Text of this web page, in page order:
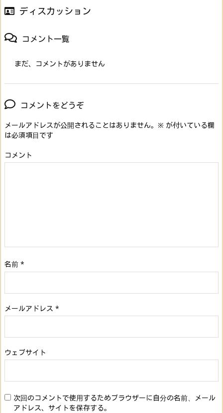
ディスカッション
コメント一覧
まだ、コメントがありません
コメントをどうぞ
メールアドレスが公開されることはありません。 ※ が付いている欄
は必須項目です
コメント
名前 *
メールアドレス *
ウェブサイト
次回のコメントで使用するためブラウザーに自分の名前、メール
アドレス、サイトを保存する。